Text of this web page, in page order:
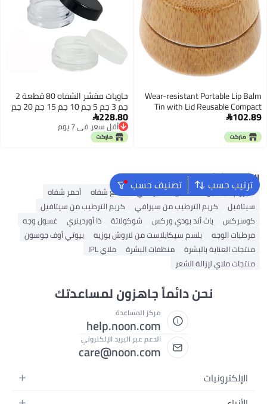
Wear-resistant Portable Lip Balm
Tin with Lid Reusable Compact
Aluminum Container for Travel
Office Outdoor Activities
Lightweight Cosmetic Cream Case
102.89
حاويات مقشر الشفاه 80 قطعة 2
جم 3 جم 5 جم 10 جم 15 جم 20 جم
30 جم صندوق مكياج بلاستيكي
وعاء تخزين فن الأظافر وعاء عينات
واضح جرة لوشن (غطاء متعدد
228.80
أقل سعر في 7 يوم
أقل سعر في 7 يوم
ترتيب حسب تصنيف حسب البحث الشائع
سيروم فيتامين C منتج تسمير ذاتي ملمع شفاه
أحمر شفاه
سيتافيل
كريم الترطيب من سيرافي
كريم الترطيب من سيتافيل
كوسركس
باث أند بودي وركس شوكولاتة ذا أوردينري
غسول وجه
مرطبات الوجه
بلسم سيكابلاست من لاروش بوزيه
بيوتي أوف جوسون
منتجات العناية بالبشرة
منظفات البشرة
ملاي IPL
منتجات ملاي لإزالة الشعر
نحن دائماً جاهزون لمساعدتك
مركز المساعدة
help.noon.com
الدعم عبر البريد الإلكتروني
care@noon.com
الإلكترونيات
الهواتف المتحركة